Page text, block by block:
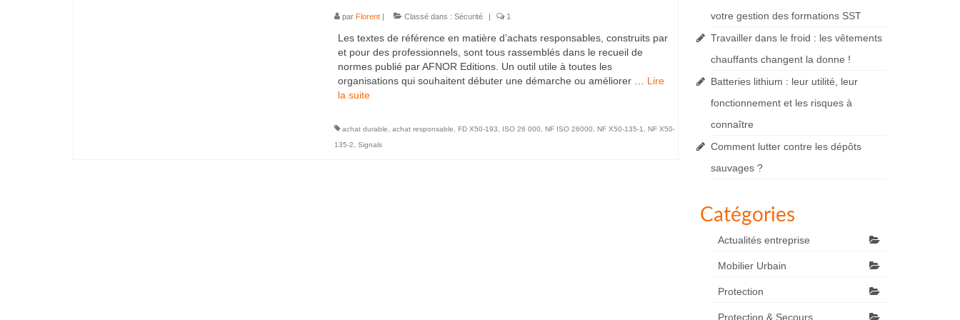
par Florent| Classé dans : Sécurité | 1
Les textes de référence en matière d’achats responsables, construits par
et pour des professionnels, sont tous rassemblés dans le recueil de
normes publié par AFNOR Editions. Un outil utile à toutes les
organisations qui souhaitent débuter une démarche ou améliorer … Lire
la suite­­
achat durable achat responsable FD X50-193 ISO 26 000 NF ISO 26000 NF X50-135-1
NF X50-
135-2
Signals
votre gestion des formations SST
Travailler dans le froid : les vêtements
chauffants changent la donne !
Batteries lithium : leur utilité, leur
fonctionnement et les risques à
connaître
Comment lutter contre les dépôts
sauvages ?
Catégories
Actualités entreprise
Mobilier Urbain
Protection
Protection & Secours